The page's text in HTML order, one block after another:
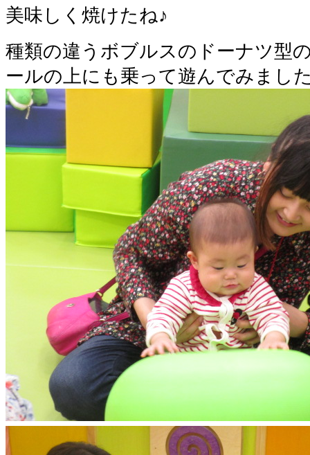
美味しく焼けたね♪
種類の違うボブルスのドーナツ型
ールの上にも乗って遊んでみまし